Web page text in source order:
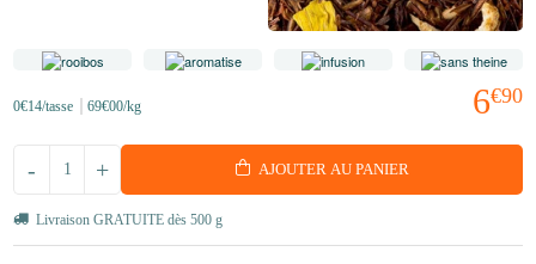
6€90
0€14/tasse 69€00/kg
+
- AJOUTER AU PANIER
Livraison GRATUITE dès 500 g